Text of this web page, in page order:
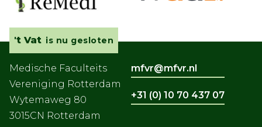
't Vat is nu gesloten
Medische Faculteits
Vereniging Rotterdam
Wytemaweg 80
3015CN Rotterdam
mfvr@mfvr.nl
+31 (0) 10 70 437 07